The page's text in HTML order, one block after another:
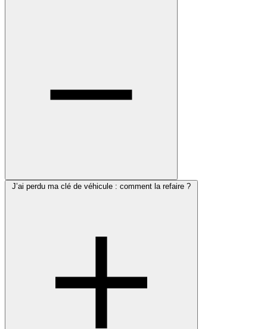
J’ai perdu ma clé de véhicule : comment la refaire ?